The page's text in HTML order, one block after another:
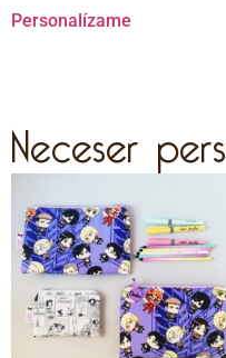
Personalízame
Neceser